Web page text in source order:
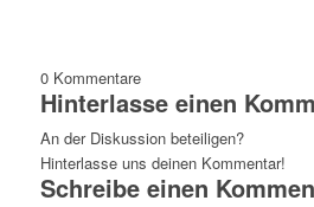
0 Kommentare
Hinterlasse einen
An der Diskussion beteiligen?
Hinterlasse uns deinen Kommentar!
Schreibe einen